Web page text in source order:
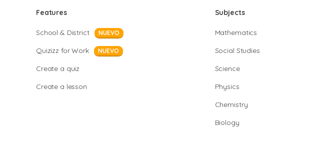
Features
School & District NUEVO
Quizizz for Work NUEVO
Create a quiz
Create a lesson
Subjects
Mathematics
Social Studies
Science
Physics
Chemistry
Biology